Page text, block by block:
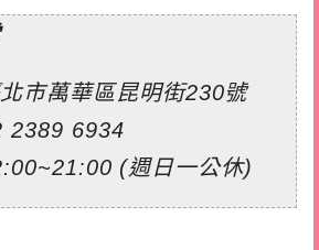
市萬華區昆明街230號
2389 6934
(週日一公休)